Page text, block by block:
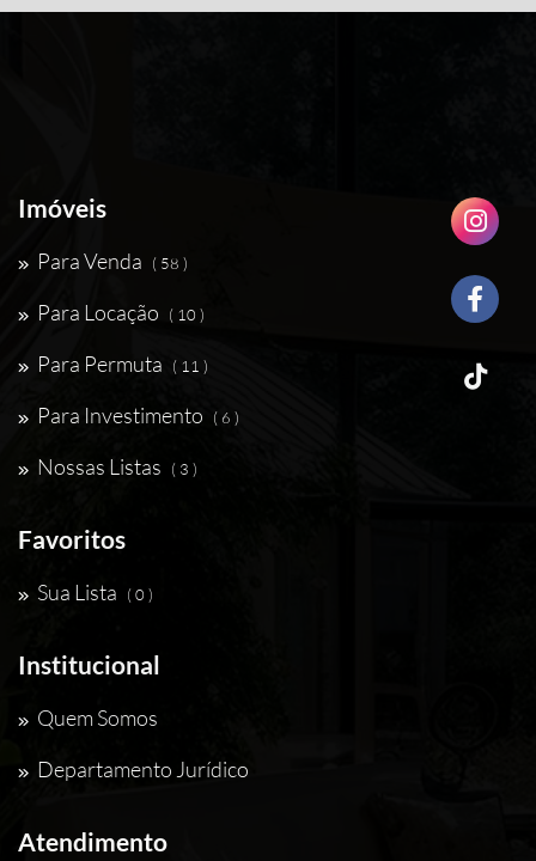
Imóveis
Para Venda ( 58 )
Para Locação ( 10 )
Para Permuta ( 11 )
Para Investimento ( 6 )
Nossas Listas ( 3 )
Favoritos
Sua Lista ( 0 )
Institucional
Quem Somos
Departamento Jurídico
Atendimento